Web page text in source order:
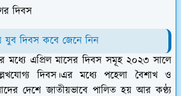
দিবস
যুব দিবস কবে জেনে নিন
মধ্যে এপ্রিল মাসের দিবস সমূহ ২০২৩ সালে
দিবস।এর মধ্যে পহেলা বৈশাখ ও
দেশে জাতীয়ভাবে পালিত হয় আর কণ্ঠ্য